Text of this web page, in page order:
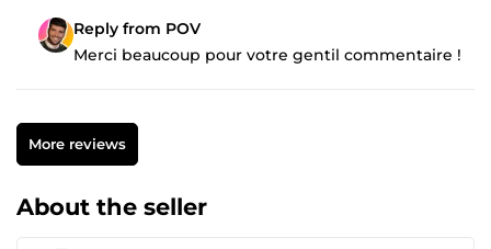
Reply from POV
Merci beaucoup pour votre gentil commentaire !
More reviews
About the seller